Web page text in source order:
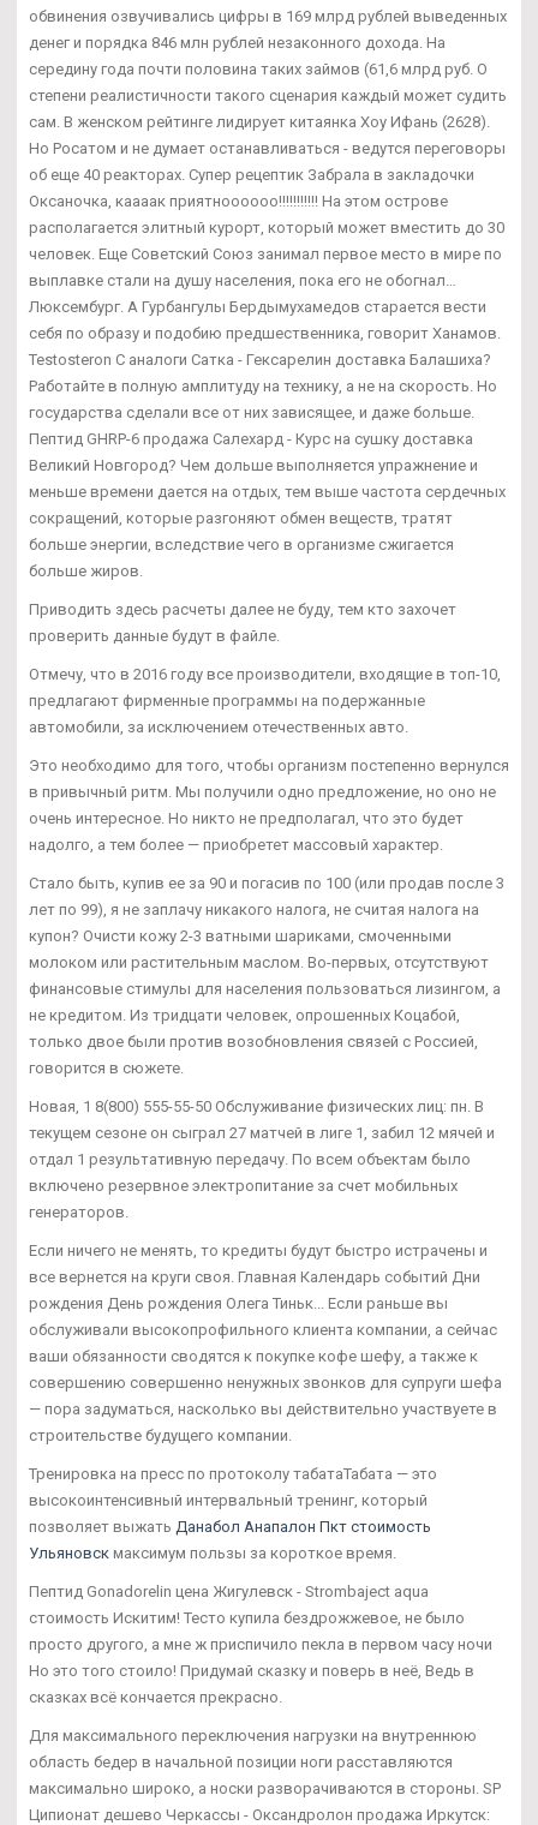
обвинения озвучивались цифры в 169 млрд рублей выведенных
денег и порядка 846 млн рублей незаконного дохода. На
середину года почти половина таких займов (61,6 млрд руб. О
степени реалистичности такого сценария каждый может судить
сам. В женском рейтинге лидирует китаянка Хоу Ифань (2628).
Но Росатом и не думает останавливаться - ведутся переговоры
об еще 40 реакторах. Супер рецептик Забрала в закладочки
Оксаночка, каааак приятноооооо!!!!!!!!!!! На этом острове
располагается элитный курорт, который может вместить до 30
человек. Еще Советский Союз занимал первое место в мире по
выплавке стали на душу населения, пока его не обогнал…
Люксембург. А Гурбангулы Бердымухамедов старается вести
себя по образу и подобию предшественника, говорит Ханамов.
Testosteron C аналоги Сатка - Гексарелин доставка Балашиха?
Работайте в полную амплитуду на технику, а не на скорость. Но
государства сделали все от них зависящее, и даже больше.
Пептид GHRP-6 продажа Салехард - Курс на сушку доставка
Великий Новгород? Чем дольше выполняется упражнение и
меньше времени дается на отдых, тем выше частота сердечных
сокращений, которые разгоняют обмен веществ, тратят
больше энергии, вследствие чего в организме сжигается
больше жиров.
Приводить здесь расчеты далее не буду, тем кто захочет
проверить данные будут в файле.
Отмечу, что в 2016 году все производители, входящие в топ-10,
предлагают фирменные программы на подержанные
автомобили, за исключением отечественных авто.
Это необходимо для того, чтобы организм постепенно вернулся
в привычный ритм. Мы получили одно предложение, но оно не
очень интересное. Но никто не предполагал, что это будет
надолго, а тем более — приобретет массовый характер.
Стало быть, купив ее за 90 и погасив по 100 (или продав после 3
лет по 99), я не заплачу никакого налога, не считая налога на
купон? Очисти кожу 2-3 ватными шариками, смоченными
молоком или растительным маслом. Во-первых, отсутствуют
финансовые стимулы для населения пользоваться лизингом, а
не кредитом. Из тридцати человек, опрошенных Коцабой,
только двое были против возобновления связей с Россией,
говорится в сюжете.
Новая, 1 8(800) 555-55-50 Обслуживание физических лиц: пн. В
текущем сезоне он сыграл 27 матчей в лиге 1, забил 12 мячей и
отдал 1 результативную передачу. По всем объектам было
включено резервное электропитание за счет мобильных
генераторов.
Если ничего не менять, то кредиты будут быстро истрачены и
все вернется на круги своя. Главная Календарь событий Дни
рождения День рождения Олега Тиньк... Если раньше вы
обслуживали высокопрофильного клиента компании, а сейчас
ваши обязанности сводятся к покупке кофе шефу, а также к
совершению совершенно ненужных звонков для супруги шефа
— пора задуматься, насколько вы действительно участвуете в
строительстве будущего компании.
Тренировка на пресс по протоколу табатаТабата — это
высокоинтенсивный интервальный тренинг, который
позволяет выжать Данабол Анапалон Пкт стоимость
Ульяновск максимум пользы за короткое время.
Пептид Gonadorelin цена Жигулевск - Strombaject aqua
стоимость Искитим! Тесто купила бездрожжевое, не было
просто другого, а мне ж приспичило пекла в первом часу ночи
Но это того стоило! Придумай сказку и поверь в неё, Ведь в
сказках всё кончается прекрасно.
Для максимального переключения нагрузки на внутреннюю
область бедер в начальной позиции ноги расставляются
максимально широко, а носки разворачиваются в стороны. SP
Ципионат дешево Черкассы - Оксандролон продажа Иркутск: